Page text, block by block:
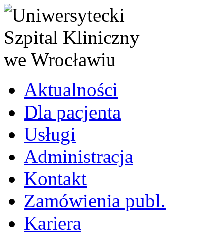
Aktualności
Dla pacjenta
Usługi
Administracja
Kontakt
Zamówienia publ.
Kariera